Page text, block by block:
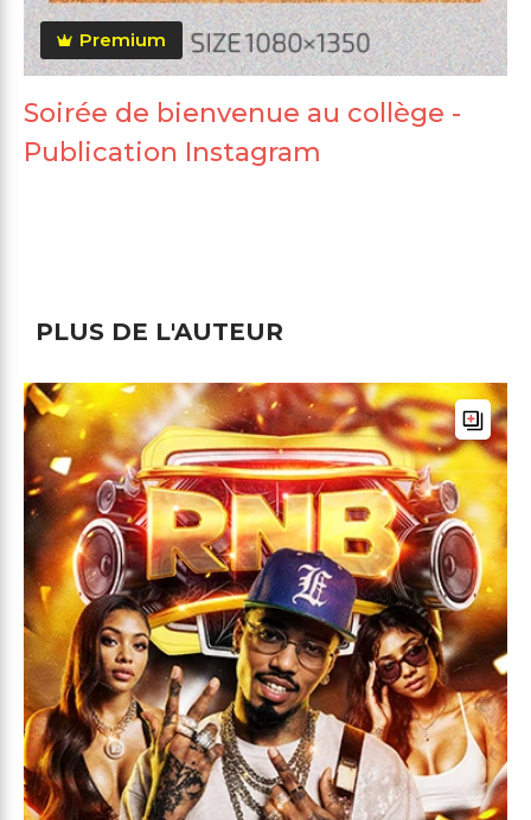
Premium
Soirée de bienvenue au collège -
Publication Instagram
PLUS DE L'AUTEUR